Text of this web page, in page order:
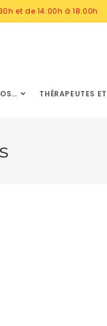
et de 14:00h à 18:00h
THÉRAPEUTES